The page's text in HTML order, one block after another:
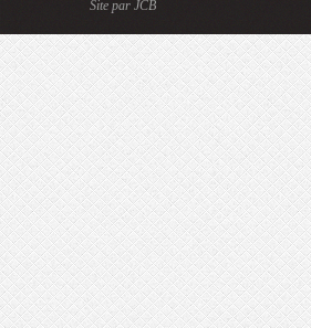
Site par JCB